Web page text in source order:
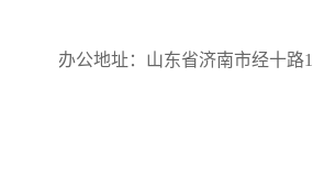
办公地址：山东省济南市经十路